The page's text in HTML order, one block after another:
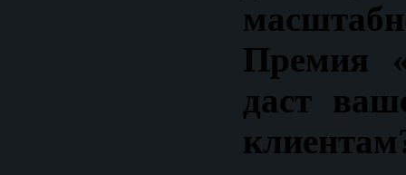
Премия
даст